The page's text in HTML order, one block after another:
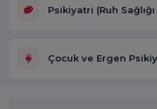
Psikiyatri (Ruh
Çocuk ve Ergen